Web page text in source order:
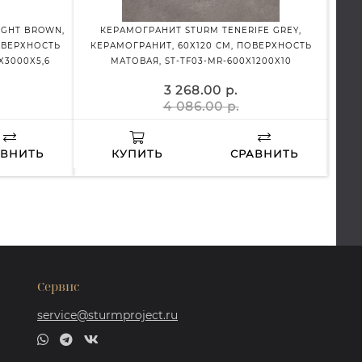
BROWN,
КЕРАМОГРАНИТ STURM TENERIFE GREY,
КЕРАМОГРАНИТ, 60Х120 СМ, ПОВЕРХНОСТЬ
МАТОВАЯ, ST-TF03-MR-600X1200X10
3 268.00 р.
4 086.00 р.
КУПИТЬ СРАВНИТЬ
Сервис
service@sturmproject.ru